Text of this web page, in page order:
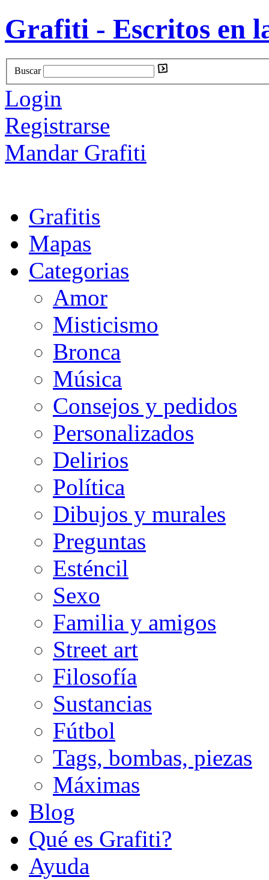
Grafiti - Escritos en
Buscar
Login
Registrarse
Mandar Grafiti
Grafitis
Mapas
Categorias
Amor
Misticismo
Bronca
Música
Consejos y pedidos
Personalizados
Delirios
Política
Dibujos y murales
Preguntas
Esténcil
Sexo
Familia y amigos
Street art
Filosofía
Sustancias
Fútbol
Tags, bombas, piezas
Máximas
Blog
Qué es Grafiti?
Ayuda